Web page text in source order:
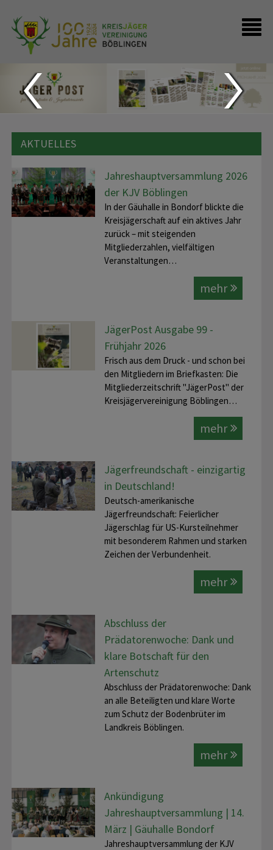
Startseite
Presse
AKTUELLES
Jahreshauptversammlung 2026
der KJV Böblingen
In der Gäuhalle in Bondorf blickte die
Kreisjägerschaft auf ein aktives Jahr
zurück – mit steigenden
Mitgliederzahlen, vielfältigen
Veranstaltungen…
mehr
JägerPost Ausgabe 99 -
Frühjahr 2026
Frisch aus dem Druck - und schon bei
den Mitgliedern im Briefkasten: Die
Mitgliederzeitschrift "JägerPost" der
Kreisjägervereinigung Böblingen…
mehr
Jägerfreundschaft - einzigartig
in Deutschland!
Deutsch-amerikanische
Jägerfreundschaft: Feierlicher
Jägerschlag für US-Kursteilnehmer
mit besonderem Rahmen und starken
Zeichen der Verbundenheit.
mehr
Abschluss der
Prädatorenwoche: Dank und
klare Botschaft für den
Artenschutz
Abschluss der Prädatorenwoche: Dank
an alle Beteiligten und klare Worte
zum Schutz der Bodenbrüter im
Landkreis Böblingen.
mehr
Ankündigung
Jahreshauptversammlung | 14.
März | Gäuhalle Bondorf
Jahreshauptversammlung der KJV